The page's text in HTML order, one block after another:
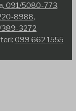
091/5080-773,
8988,
3272
099 662 1555